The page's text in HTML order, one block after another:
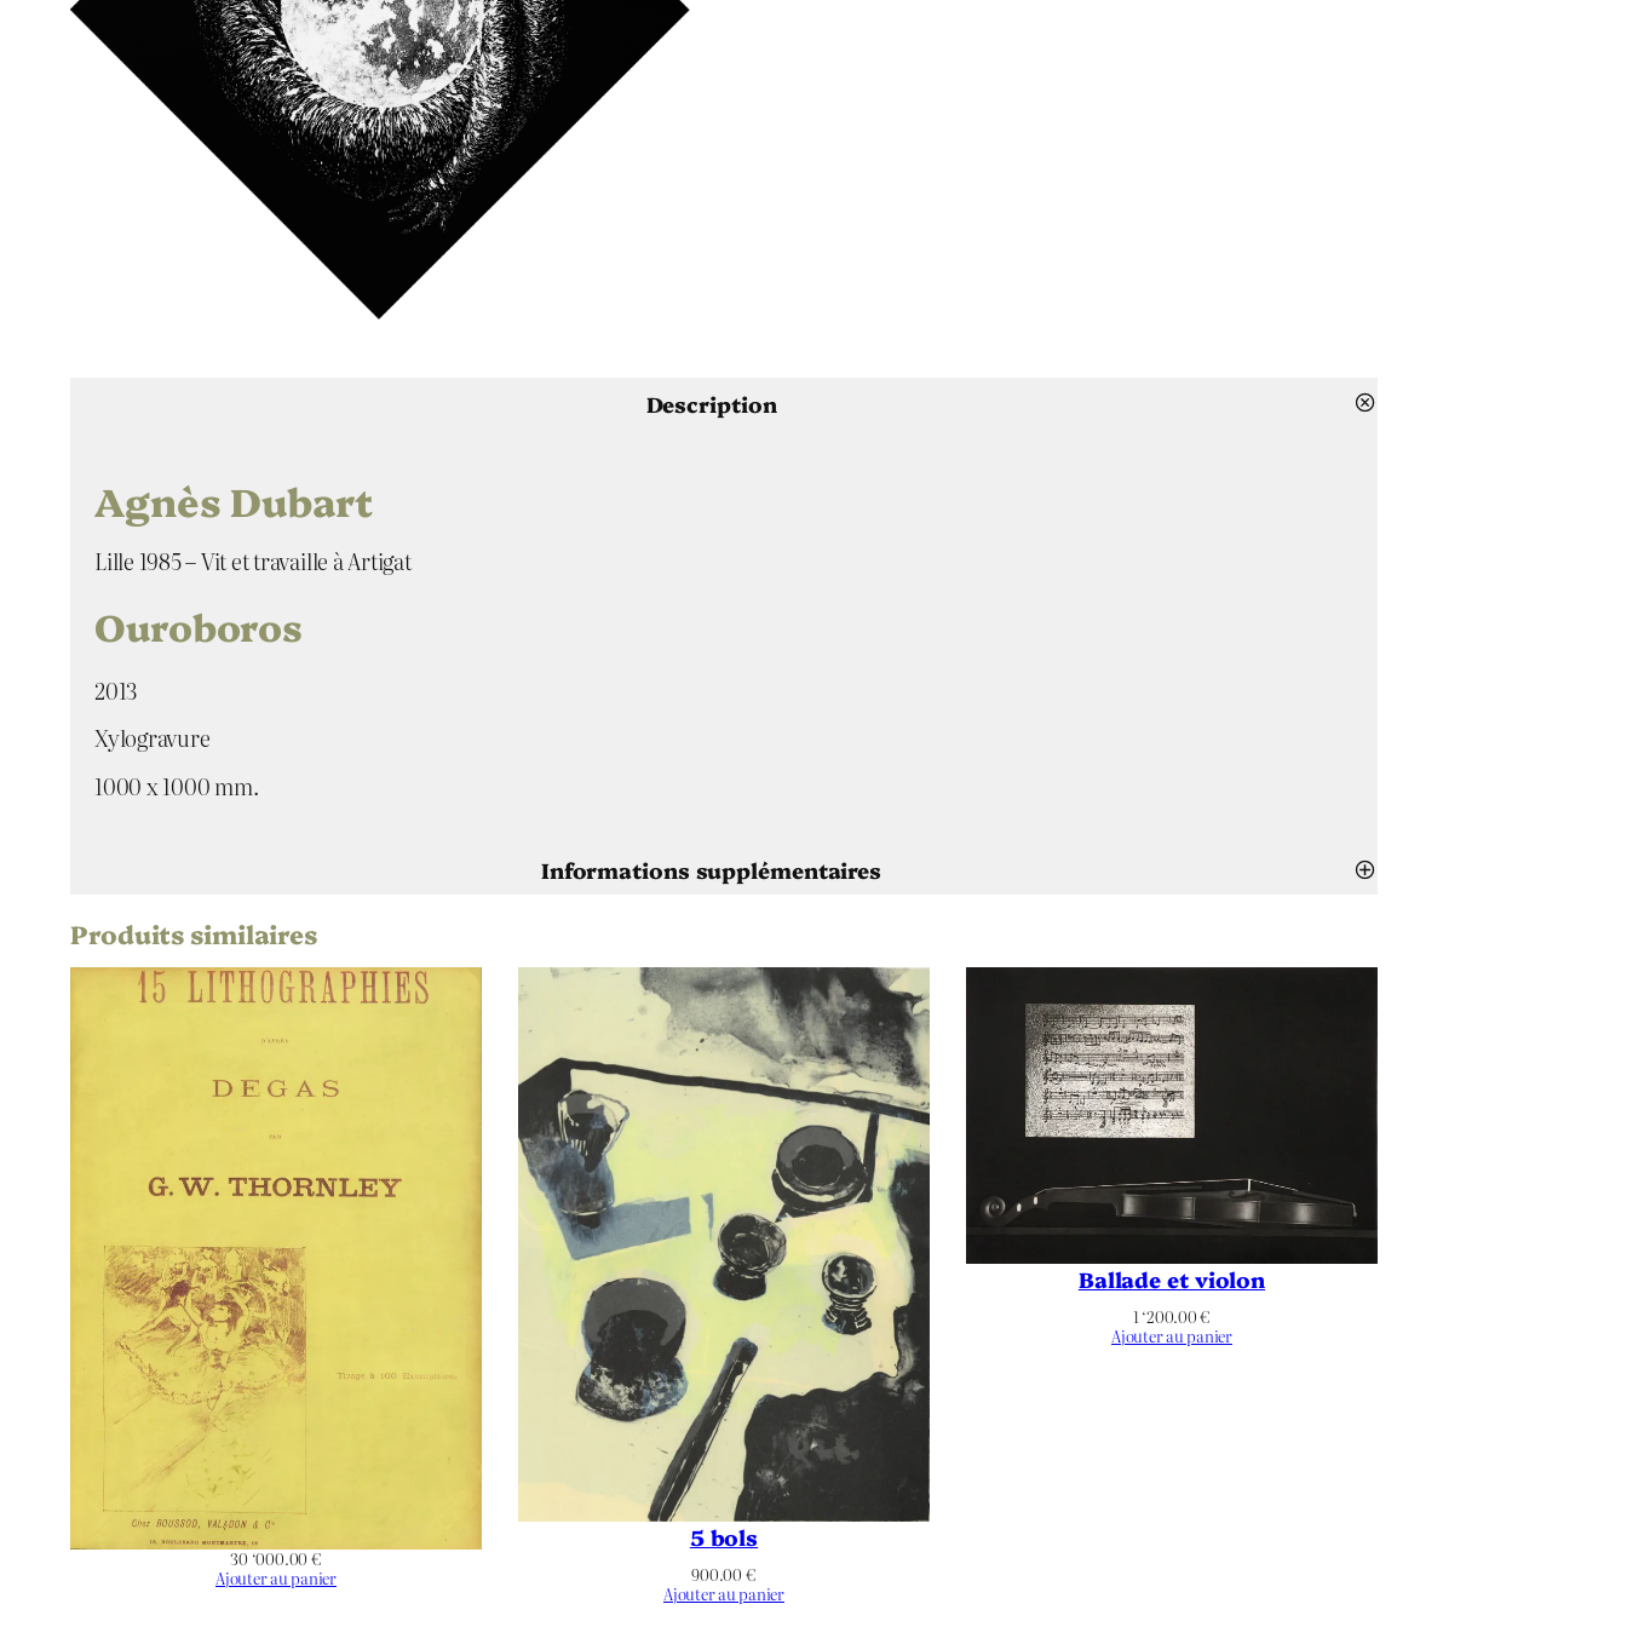
Description
Agnès Dubart
Lille 1985 – Vit et travaille à Artigat
Ouroboros
2013
Xylogravure
1000 x 1000 mm.
Informations supplémentaires
Attributs Valeur
Titre Ouroboros
2013
Xylogravure
Support | Papier –
Hauteur de l’oeuvre (mm) 1000
Largeur de l’oeuvre (mm) 1000
Hauteur du Support | Papier (mm) –
Largeur du Support | Papier (mm)
Produits similaires
30 ‘000.00 €
Ajouter au panier
5 bols
900.00 €
Ajouter au panier
Ballade et violon
1 ‘200.00€
Ajouter au panier